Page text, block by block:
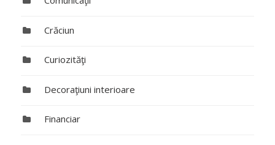
Crăciun
Curiozităţi
Decoraţiuni interioare
Financiar